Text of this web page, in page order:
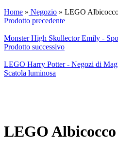
Home » Negozio » LEGO
Prodotto precedente
Monster High Skullector Emily -
Prodotto successivo
LEGO Harry Potter - Negozi di
Scatola luminosa
LEGO Albicocco